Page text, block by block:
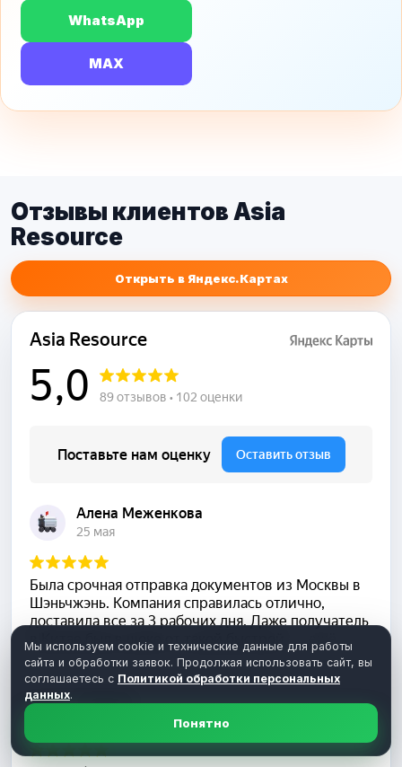
WhatsApp
MAX
Отзывы клиентов Asia
Resource
Открыть в Яндекс.Картах
Мы используем cookie и технические данные для работы
сайта и обработки заявок. Продолжая использовать сайт, вы
соглашаетесь с Политикой обработки персональных
данных.
Понятно